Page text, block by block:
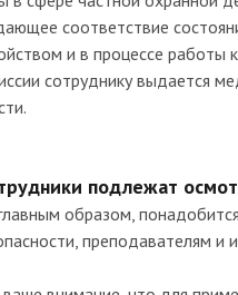
соответствие
и в процессе работы
сотруднику выдается
подлежат
образом,
преподавателям и